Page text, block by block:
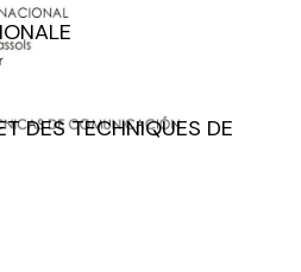
DES TECHNIQUES DE